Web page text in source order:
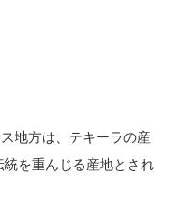
地方は、テキーラの産
を重んじる産地とされ